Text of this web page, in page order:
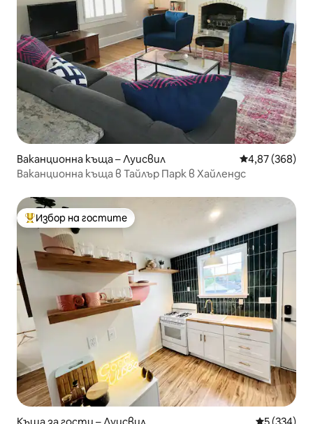
Ваканционна къща – Луисвил Средна
4,87 (368)
Ваканционна къща в Тайлър Парк в Хайлендс
Най-популярен избор на гостите
Избор на гостите